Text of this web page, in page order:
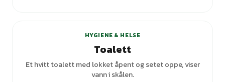
HYGIENE & HELSE
Toalett
Et hvitt toalett med lokket åpent og setet oppe, viser
vann i skålen.